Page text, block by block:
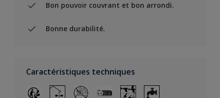
Bon pouvoir couvrant et bon arrondi.
Bonne durabilité.
Caractéristiques techniques